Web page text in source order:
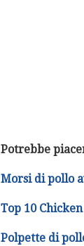
Potrebbe
Morsi di pollo
Top 10
Polpette di